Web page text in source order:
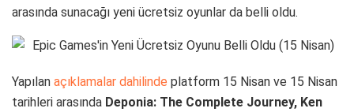
arasında sunacağı yeni ücretsiz oyunlar da belli oldu.
Yapılan açıklamalar dahilinde platform 15 Nisan ve 15 Nisan
tarihleri arasında Deponia: The Complete Journey, Ken